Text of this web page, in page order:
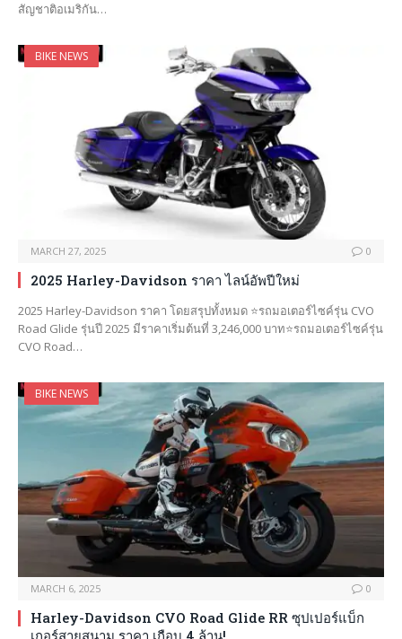
สัญชาติอเมริกัน…
BIKE NEWS
MARCH 27, 2025 0
2025 Harley-Davidson ราคา ไลน์อัพปีใหม่
2025 Harley-Davidson ราคา โดยสรุปทั้งหมด ⭐️รถมอเตอร์ไซค์รุ่น CVO
Road Glide รุ่นปี 2025 มีราคาเริ่มต้นที่ 3,246,000 บาท⭐️รถมอเตอร์ไซค์รุ่น
CVO Road…
BIKE NEWS
MARCH 6, 2025 0
Harley-Davidson CVO Road Glide RR ซุปเปอร์แบ็ก
เกอร์สายสนาม ราคา เกือบ 4 ล้าน!